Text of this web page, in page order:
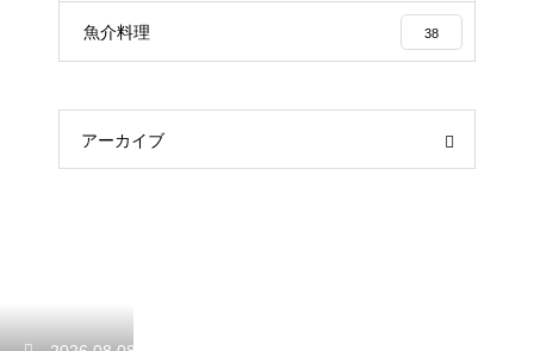
魚介料理 38
アーカイブ